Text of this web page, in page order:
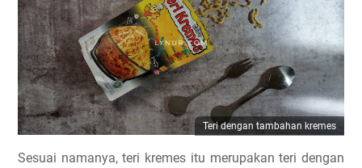
Teri dengan tambahan kremes
Sesuai namanya, teri kremes itu merupakan teri dengan